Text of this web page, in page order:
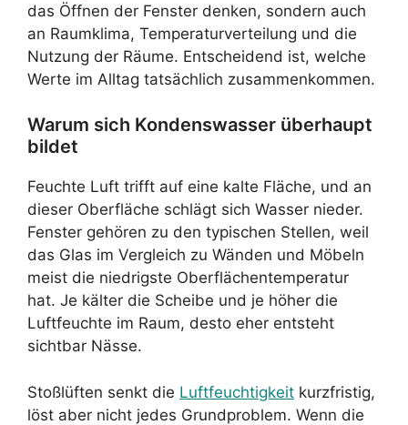
das Öffnen der Fenster denken, sondern auch
an Raumklima, Temperaturverteilung und die
Nutzung der Räume. Entscheidend ist, welche
Werte im Alltag tatsächlich zusammenkommen.
Warum sich Kondenswasser überhaupt
bildet
Feuchte Luft trifft auf eine kalte Fläche, und an
dieser Oberfläche schlägt sich Wasser nieder.
Fenster gehören zu den typischen Stellen, weil
das Glas im Vergleich zu Wänden und Möbeln
meist die niedrigste Oberflächentemperatur
hat. Je kälter die Scheibe und je höher die
Luftfeuchte im Raum, desto eher entsteht
sichtbar Nässe.
Stoßlüften senkt die Luftfeuchtigkeit kurzfristig,
löst aber nicht jedes Grundproblem. Wenn die